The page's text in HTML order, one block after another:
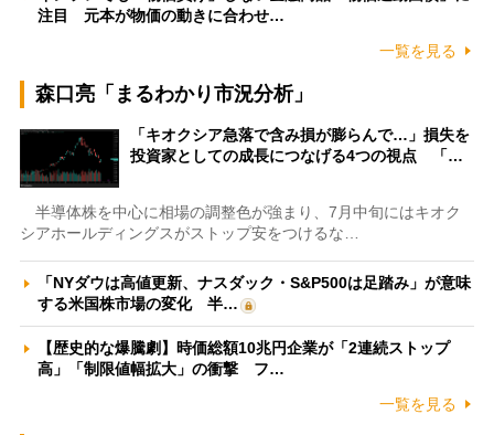
注目 元本が物価の動きに合わせ…
一覧を見る
森口亮「まるわかり市況分析」
「キオクシア急落で含み損が膨らんで…」損失を
投資家としての成長につなげる4つの視点 「…
半導体株を中心に相場の調整色が強まり、7月中旬にはキオク
シアホールディングスがストップ安をつけるな…
「NYダウは高値更新、ナスダック・S&P500は足踏み」が意味
する米国株市場の変化 半…
【歴史的な爆騰劇】時価総額10兆円企業が「2連続ストップ
高」「制限値幅拡大」の衝撃 フ…
一覧を見る